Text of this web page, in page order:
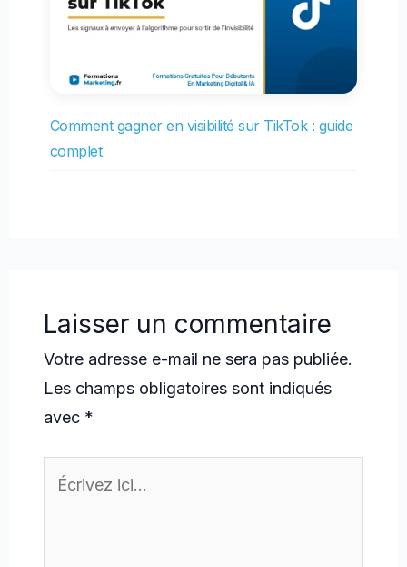
Comment gagner en visibilité sur TikTok : guide
complet
Laisser un commentaire
Votre adresse e-mail ne sera pas publiée.
Les champs obligatoires sont indiqués
avec *
Écrivez